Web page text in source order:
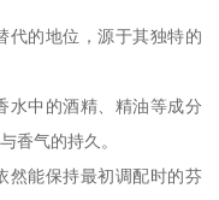
代的地位，源于其独特的
水中的酒精、精油等成分
香气的持久。
然能保持最初调配时的芬